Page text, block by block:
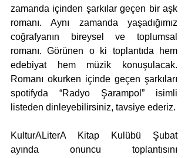
zamanda içinden şarkılar geçen bir aşk
romanı. Aynı zamanda yaşadığımız
coğrafyanın bireysel ve toplumsal
romanı. Görünen o ki toplantıda hem
edebiyat hem müzik konuşulacak.
Romanı okurken içinde geçen şarkıları
spotifyda “Radyo Şarampol” isimli
listeden dinleyebilirsiniz, tavsiye ederiz.
KulturALiterA Kitap Kulübü Şubat
ayında onuncu toplantısını